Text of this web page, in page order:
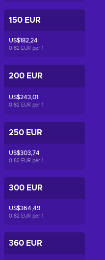
150 EUR
US$182,24
0.82 EUR per1
200 EUR
US$243,01
0.82 EUR per1
250 EUR
US$303,74
0.82 EUR per1
300 EUR
US$364,49
0.82 EUR per1
360 EUR